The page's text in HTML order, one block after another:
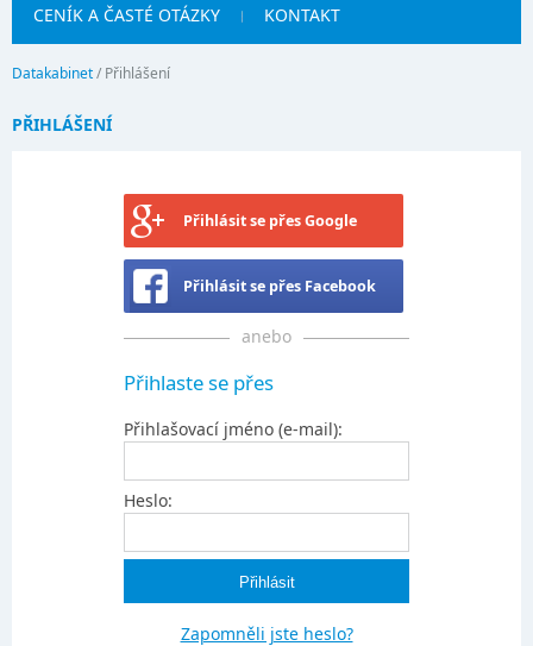
CENÍK A ČASTÉ OTÁZKY KONTAKT
Datakabinet/ Přihlášení
PŘIHLÁŠENÍ
Přihlásit se přes Google
Přihlásit se přes Facebook
anebo
Přihlaste se přes
Přihlašovací jméno (e-mail):
Heslo:
Zapomněli jste heslo?